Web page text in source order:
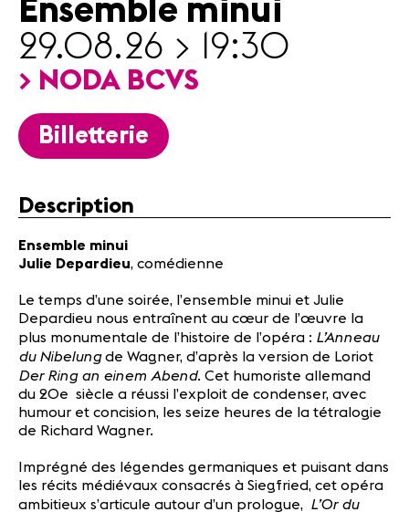
Partenaires
Infos
pratiques
Actualités
Concerts
Bénévoles
Médias
Revue de
Emplois
Mentions
légales
Contact
Ensemble minui
29.08.26 > 19:30
> NODA BCVS
Billetterie
Description
Ensemble minui
Julie Depardieu, comédienne
Le temps d’une soirée, l’ensemble minui et Julie
Depardieu nous entraînent au cœur de l’œuvre la
plus monumentale de l’histoire de l’opéra : L’Anneau
du Nibelungde Wagner, d’après la version de Loriot
Der Ring an einem Abend. Cet humoriste allemand
du 20e siècle a réussi l’exploit de condenser, avec
humour et concision, les seize heures de la tétralogie
de Richard Wagner.
Imprégné des légendes germaniques et puisant dans
les récits médiévaux consacrés à Siegfried, cet opéra
ambitieux s’articule autour d’un prologue, L’Or du